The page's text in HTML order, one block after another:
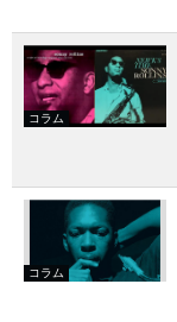
コラム
コラム